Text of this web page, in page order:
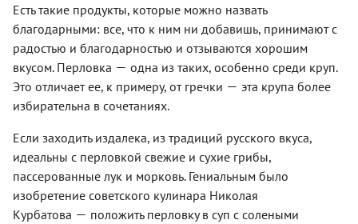
Есть такие продукты, которые можно назвать
благодарными: все, что к ним ни добавишь, принимают с
радостью и благодарностью и отзываются хорошим
вкусом. Перловка — одна из таких, особенно среди круп.
Это отличает ее, к примеру, от гречки — эта крупа более
избирательна в сочетаниях.
Если заходить издалека, из традиций русского вкуса,
идеальны с перловкой свежие и сухие грибы,
пассерованные лук и морковь. Гениальным было
изобретение советского кулинара Николая
Курбатова — положить перловку в суп с солеными